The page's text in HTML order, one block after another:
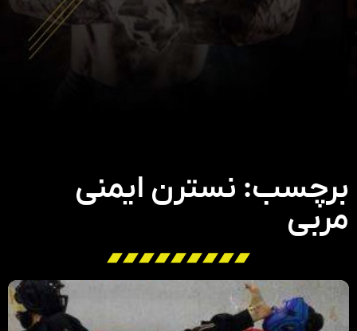
برچسب: نسترن ایمنی
مربی